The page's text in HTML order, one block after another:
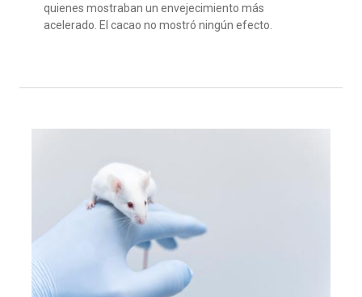
quienes mostraban un envejecimiento más
acelerado. El cacao no mostró ningún efecto.